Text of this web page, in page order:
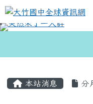
跳至主內容區
大竹國中全球
本站消息 分